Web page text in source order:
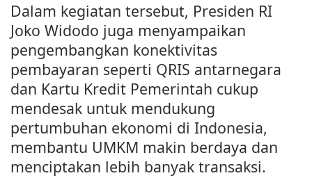
Dalam kegiatan tersebut, Presiden RI
Joko Widodo juga menyampaikan
pengembangkan konektivitas
pembayaran seperti QRIS antarnegara
dan Kartu Kredit Pemerintah cukup
mendesak untuk mendukung
pertumbuhan ekonomi di Indonesia,
membantu UMKM makin berdaya dan
menciptakan lebih banyak transaksi.